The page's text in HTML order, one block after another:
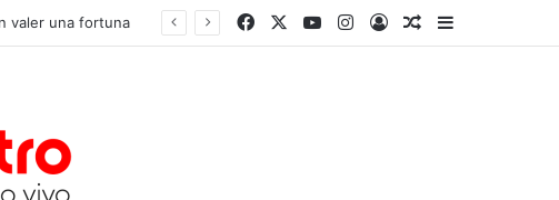
FacebookYouTubeInstagram
AccesoPublicación al
Barra lateral